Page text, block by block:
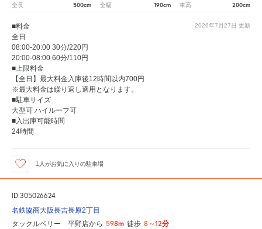
全長 500cm 全幅 190cm 車高 200cm
2026年7月27日 更新
■料金
全日
08:00-20:00 30分/220円
20:00-08:00 60分/110円
■上限料金
【全日】最大料金入庫後12時間以内700円
※最大料金は繰り返し適用となります。
■駐車サイズ
大型可 ハイルーフ可
■入出庫可能時間
24時間
1 人がお気に入りの駐車場
ID:305026624
名鉄協商大阪長吉長原2丁目
タックルベリー 平野店から 598m 徒歩 8～12分